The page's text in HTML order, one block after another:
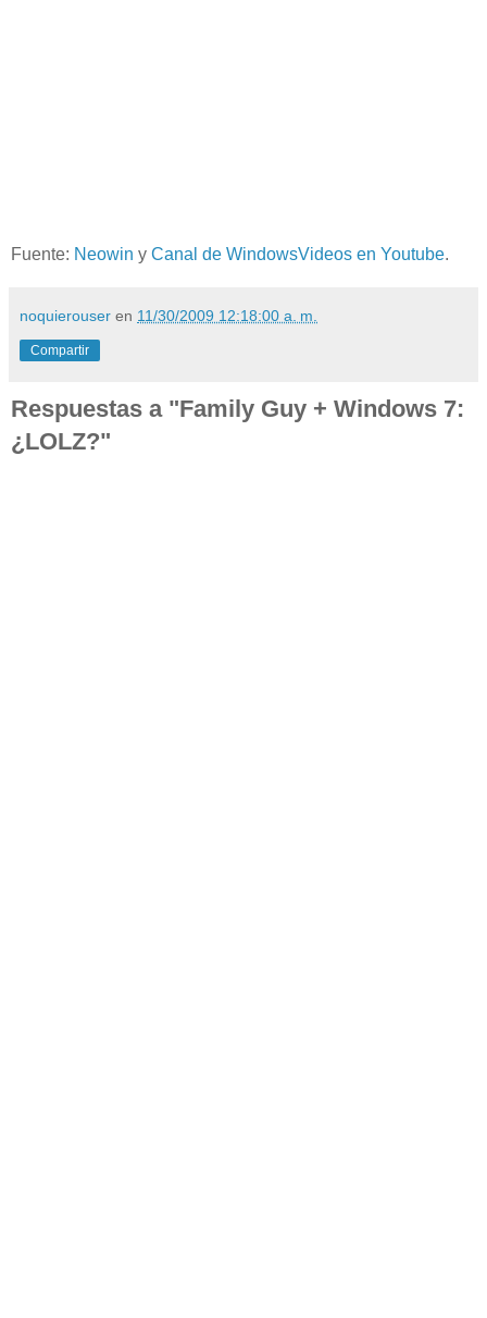
Fuente: Neowin y Canal de WindowsVideos en Youtube.
noquierouser en 11/30/2009 12:18:00 a. m.
Compartir
Respuestas a "Family Guy + Windows 7:
¿LOLZ?"